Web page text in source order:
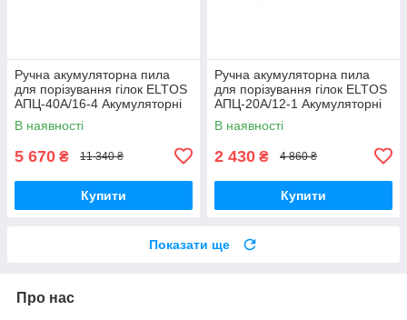
Ручна акумуляторна пила
для порізування гілок ELTOS
АПЦ-40А/16-4 Акумуляторні
ланцюгові пили
В наявності
5 670 ₴ 11 340 ₴
Купити
Ручна акумуляторна пила
для порізування гілок ELTOS
АПЦ-20А/12-1 Акумуляторні
ланцюгові пили
В наявності
2 430 ₴ 4 860 ₴
Купити
Показати ще
Про нас